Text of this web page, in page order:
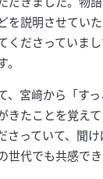
を説明させてい
くださっていま
、宮﨑から「す
きたことを覚え
さっていて、聞
世代でも共感で